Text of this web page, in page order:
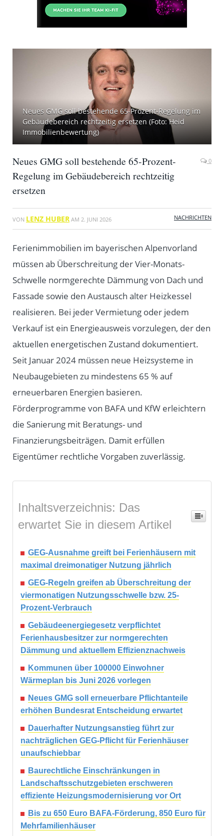
Neues GMG soll bestehende 65-Prozent-Regelung im
Gebäudebereich rechtzeitig ersetzen (Foto: Heid
Immobilienbewertung)
Neues GMG soll bestehende 65-Prozent-
Regelung im Gebäudebereich rechtzeitig
ersetzen
0
VON LENZ HUBER AM 2. JUNI 2026 NACHRICHTEN
Ferienimmobilien im bayerischen Alpenvorland
müssen ab Überschreitung der Vier-Monats-
Schwelle normgerechte Dämmung von Dach und
Fassade sowie den Austausch alter Heizkessel
realisieren. Bei jeder Vermietung oder jedem
Verkauf ist ein Energieausweis vorzulegen, der den
aktuellen energetischen Zustand dokumentiert.
Seit Januar 2024 müssen neue Heizsysteme in
Neubaugebieten zu mindestens 65 % auf
erneuerbaren Energien basieren.
Förderprogramme von BAFA und KfW erleichtern
die Sanierung mit Beratungs- und
Finanzierungsbeiträgen. Damit erfüllen
Eigentümer rechtliche Vorgaben zuverlässig.
Inhaltsverzeichnis: Das
erwartet Sie in diesem Artikel
GEG-Ausnahme greift bei Ferienhäusern mit
maximal dreimonatiger Nutzung jährlich
GEG-Regeln greifen ab Überschreitung der
viermonatigen Nutzungsschwelle bzw. 25-
Prozent-Verbrauch
Gebäudeenergiegesetz verpflichtet
Ferienhausbesitzer zur normgerechten
Dämmung und aktuellem Effizienznachweis
Kommunen über 100000 Einwohner
Wärmeplan bis Juni 2026 vorlegen
Neues GMG soll erneuerbare Pflichtanteile
erhöhen Bundesrat Entscheidung erwartet
Dauerhafter Nutzungsanstieg führt zur
nachträglichen GEG-Pflicht für Ferienhäuser
unaufschiebbar
Baurechtliche Einschränkungen in
Landschaftsschutzgebieten erschweren
effiziente Heizungsmodernisierung vor Ort
Bis zu 650 Euro BAFA-Förderung, 850 Euro für
Mehrfamilienhäuser